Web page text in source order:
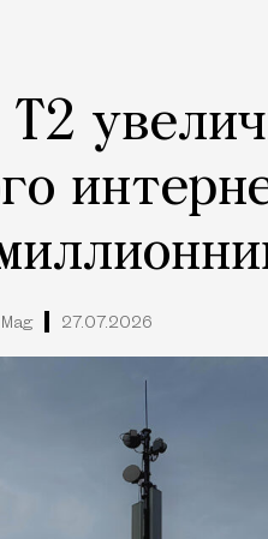
Т2
27.07.2026